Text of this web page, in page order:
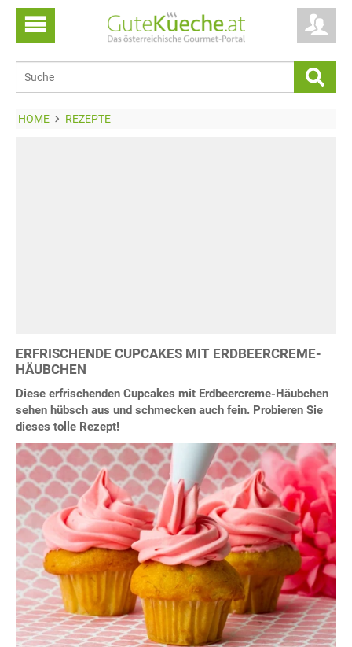
HOME REZEPTE
ERFRISCHENDE CUPCAKES MIT ERDBEERCREME-
HÄUBCHEN
Diese erfrischenden Cupcakes mit Erdbeercreme-Häubchen
sehen hübsch aus und schmecken auch fein. Probieren Sie
dieses tolle Rezept!